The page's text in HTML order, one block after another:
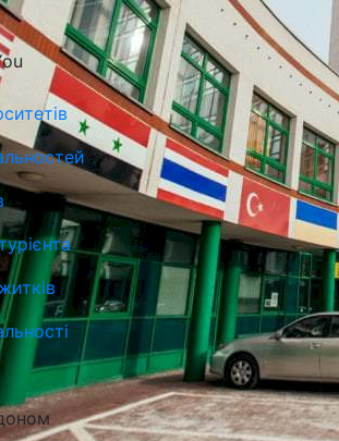
у Варшаві (Lazarski University)
Варшава, Польща